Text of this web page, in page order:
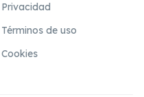
Privacidad
Términos de uso
Cookies